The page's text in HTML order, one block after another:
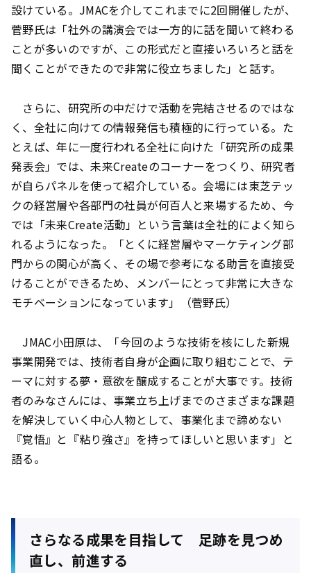
設けている。JMACを介してこれまでに2回開催したが、
菅野氏は「社外の講演会では一方的に話を聞いて終わる
ことが多いのですが、この形式だと直接いろいろと話を
聞くことができたので非常に役立ちました」と話す。
さらに、研究所の中だけで活動を完結させるのではな
く、全社に向けての情報発信も積極的に行っている。た
とえば、年に一度行われる全社に向けた「研究所の成果
発表会」では、未来Createのコーナーをつくり、研究者
が自らパネルを使って紹介している。会場には東芝テッ
クの経営層や各部門の社員が何百人と来場するため、今
では「未来Create活動」という言葉は全社的によく知ら
れるようになった。「とくに経営層やマーケティング部
門からの関心が高く、その場で参考になる助言を直接受
けることができるため、メンバーにとって非常に大きな
モチベーションになっています」（菅野氏）
JMAC小田原は、「今回のような技術を核にした新規
事業開発では、技術者自身が企画に取り組むことで、テ
ーマに対する夢・意欲を醸成することが大事です。技術
者のみなさんには、事業立ち上げまでのさまざまな課題
を解決していく中心人物として、事業化まで諦めない
『覚悟』と『粘り強さ』を持ってほしいと思います」と
語る。
さらなる成果を目指して 足跡を見つめ
直し、前進する